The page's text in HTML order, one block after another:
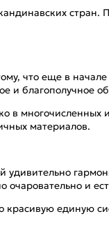
стран.
что еще в начале
и благополучное
в многочисленных
материалов.
и
единую